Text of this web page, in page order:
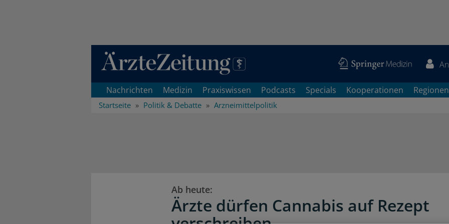
Direkt zum Inhaltsbereich
Nachrichten Medizin Praxiswissen Podcasts Specials Kooperationen Regionen
Startseite Politik & Debatte Arzneimittelpolitik
Ab heute:
Ärzte dürfen Cannabis auf Rezept